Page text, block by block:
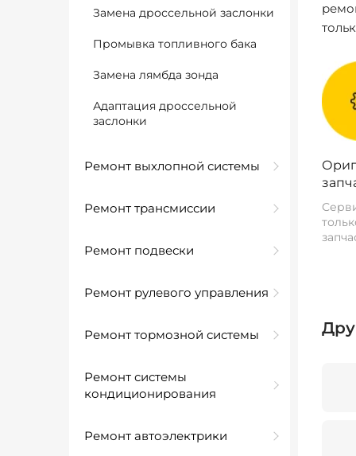
Замена дроссельной заслонки
Промывка топливного бака
Замена лямбда зонда
Адаптация дроссельной
заслонки
Ремонт выхлопной системы
Ремонт трансмиссии
Ремонт подвески
Ремонт рулевого управления
Ремонт тормозной системы
Ремонт системы
кондиционирования
Ремонт автоэлектрики